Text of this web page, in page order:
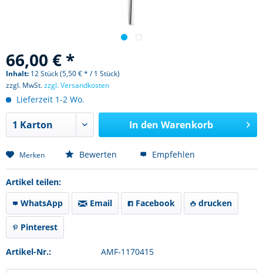
66,00 € *
Inhalt: 12 Stück (5,50 € * / 1 Stück)
zzgl. MwSt.zzgl. Versandkosten
Lieferzeit 1-2 Wo.
In den Warenkorb
Merken Bewerten Empfehlen
Artikel teilen:
WhatsApp
Email Facebook drucken
Pinterest
Artikel-Nr.: AMF-1170415